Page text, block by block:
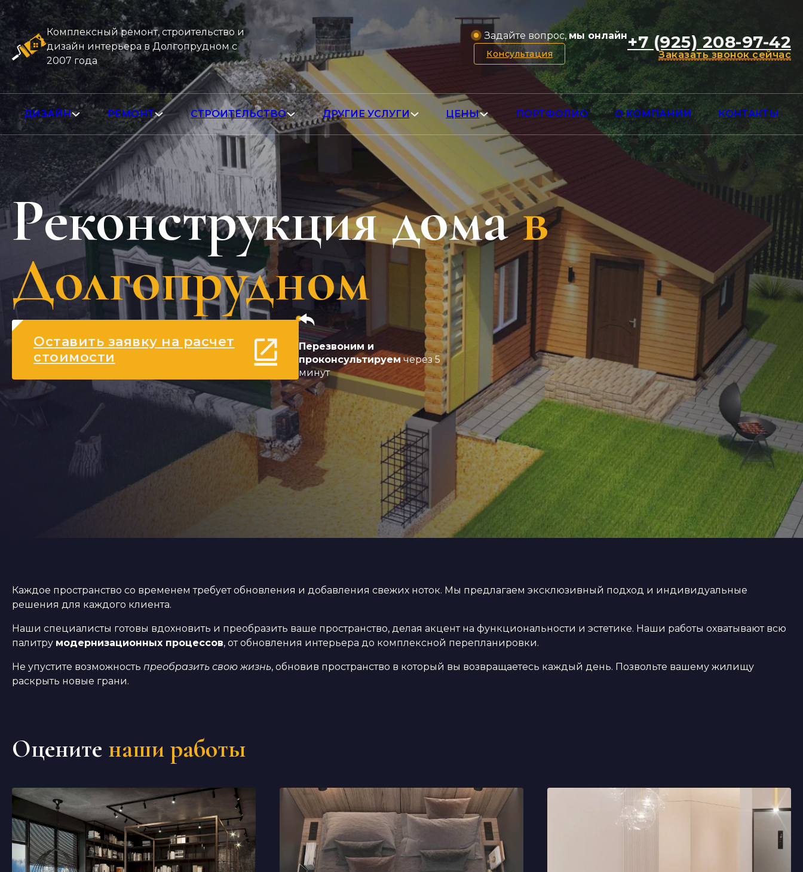
Комплексный ремонт, строительство и
дизайн интерьера в Долгопрудном с
2007 года
Задайте вопрос,мы онлайн
Консультация
+7 (925) 208-97-42
Заказать звонок сейчас
ДИЗАЙН РЕМОНТ СТРОИТЕЛЬСТВО ДРУГИЕ УСЛУГИ ЦЕНЫ ПОРТФОЛИО О КОМПАНИИ КОНТАКТЫ
Реконструкция домав
Долгопрудном
Оставить заявку на расчет
стоимости
Перезвоним и
проконсультируемчерез 5
минут
Каждое пространство со временем требует обновления и добавления свежих ноток. Мы предлагаем эксклюзивный подход и индивидуальные
решения для каждого клиента.
Наши специалисты готовы вдохновить и преобразить ваше пространство, делая акцент на функциональности и эстетике. Наши работы охватывают всю
палитру модернизационных процессов, от обновления интерьера до комплексной перепланировки.
Не упустите возможность преобразить свою жизнь, обновив пространство в который вы возвращаетесь каждый день. Позвольте вашему жилищу
раскрыть новые грани.
Оцените наши работы